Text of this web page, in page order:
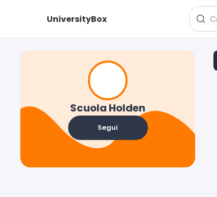
UniversityBox
Scuola Holden
Segui